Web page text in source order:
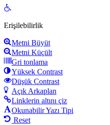
Open
Erişilebilirlik
Metni Büyüt
Metni Küçült
Gri tonlama
Yüksek Contrast
Düşük Contrast
Açık Arkaplan
Linklerin altını çiz
Okunabilir Yazı Tipi
Reset